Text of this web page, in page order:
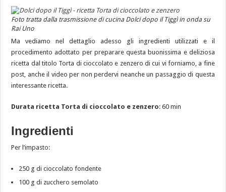
Foto tratta dalla trasmissione di cucina Dolci dopo il Tiggì in onda su
Rai Uno
Ma vediamo nel dettaglio adesso gli ingredienti utilizzati e il
procedimento adottato per preparare questa buonissima e deliziosa
ricetta dal titolo Torta di cioccolato e zenzero di cui vi forniamo, a fine
post, anche il video per non perdervi neanche un passaggio di questa
interessante ricetta.
Durata ricetta Torta di cioccolato e zenzero: 60 min
Ingredienti
Per l’impasto:
250 g di cioccolato fondente
100 g di zucchero semolato